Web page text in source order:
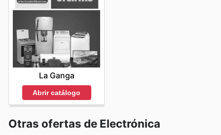
La Ganga
Abrir catálogo
Otras ofertas de Electrónica